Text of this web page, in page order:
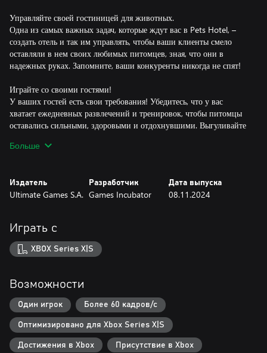
Управляйте своей гостиницей для животных.
Одна из самых важных задач, которые ждут вас в Pets Hotel, –
создать отель и так им управлять, чтобы ваши клиенты смело
оставляли в нем своих любимых питомцев, зная, что они в
надежных руках. Запомните, ваши конкуренты никогда не спят!
Играйте со своими гостями!
У ваших гостей есть свои требования! Убедитесь, что у вас
хватает ежедневных развлечений и тренировок, чтобы питомцы
оставались сильными, здоровыми и отдохнувшими. Выгуливайте
Сделайте так, чтобы все виды животных чувствовали себя в
Начните с нуля и создайте империю отелей для животных!
По ходу игры вы будете расширять свой бизнес и сделаете его
Представьте себе множество номеров, каждый из которых
спроектирован и оформлен для разных видов животных, с
огромными игровыми площадками, окружающими ваш отель
премиум-класса! Поистине сказочное место, которое вы можете
Больше
Издатель
Ultimate Games S.A.
Разработчик
Games Incubator
Дата выпуска
08.11.2024
Играть с
XBOX Series X|S
Возможности
Один игрок Более 60 кадров/с
Оптимизировано для Xbox Series X|S
Достижения в Xbox Присутствие в Xbox